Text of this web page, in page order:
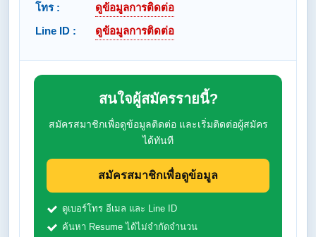
โทร :
ดูข้อมูลการติดต่อ
Line ID :
ดูข้อมูลการติดต่อ
สนใจผู้สมัครรายนี้?
สมัครสมาชิกเพื่อดูข้อมูลติดต่อ และเริ่มติดต่อผู้สมัคร
ได้ทันที
สมัครสมาชิกเพื่อดูข้อมูล
ดูเบอร์โทร อีเมล และ Line ID
ค้นหา Resume ได้ไม่จำกัดจำนวน